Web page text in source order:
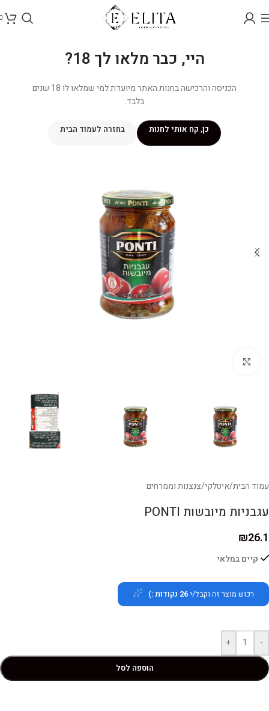
היי, כבר מלאו לך 18?
הכניסה והרכישה בחנות האתר מיועדת למי שמלאו לו 18 שנים
בלבד.
כן, קח אותי לחנות בחזרה לעמוד הבית
עמוד הבית/איטלקי/צנצנות וממרחים
עגבניות מיובשות PONTI
₪26.1
קיים במלאי
רכוש מוצר זה וקבל/י26 נקודות :)
-
+
הוספה לסל